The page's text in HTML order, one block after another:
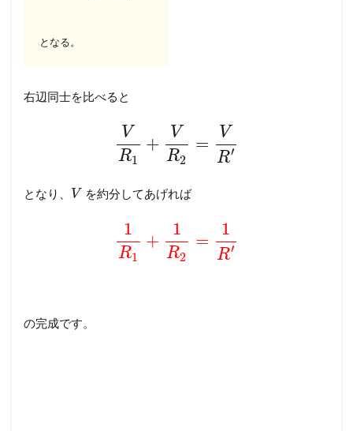
となる。
右辺同士を比べると
V
R1
+
V
R2
=
V
R′
となり、 V を約分してあげれば
1
R1
+
1
R2
=
1
R′
の完成です。